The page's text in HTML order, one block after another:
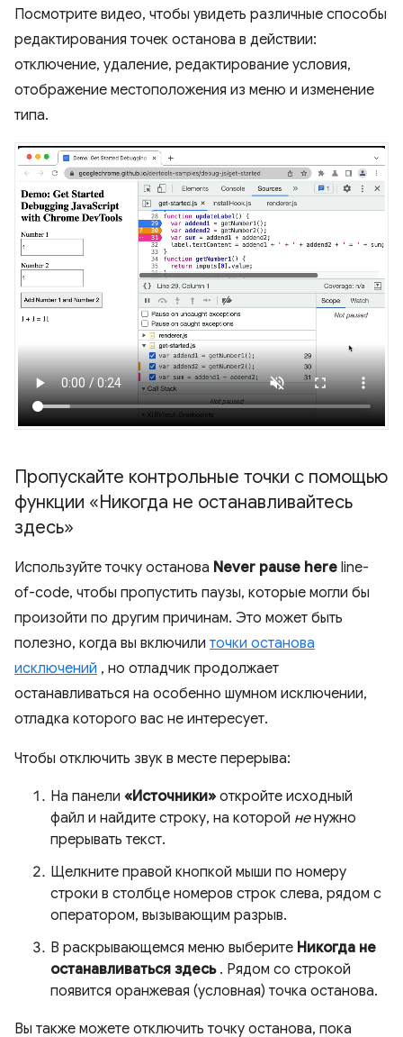
Посмотрите видео, чтобы увидеть различные способы
редактирования точек останова в действии:
отключение, удаление, редактирование условия,
отображение местоположения из меню и изменение
типа.
Пропускайте контрольные точки с помощью
функции «Никогда не останавливайтесь
здесь»
Используйте точку останова Never pause here line-
of-code, чтобы пропустить паузы, которые могли бы
произойти по другим причинам. Это может быть
полезно, когда вы включили точки останова
исключений , но отладчик продолжает
останавливаться на особенно шумном исключении,
отладка которого вас не интересует.
Чтобы отключить звук в месте перерыва:
На панели «Источники» откройте исходный
файл и найдите строку, на которой ненужно
прерывать текст.
Щелкните правой кнопкой мыши по номеру
строки в столбце номеров строк слева, рядом с
оператором, вызывающим разрыв.
В раскрывающемся меню выберите Никогда не
останавливаться здесь. Рядом со строкой
появится оранжевая (условная) точка останова.
Вы также можете отключить точку останова, пока